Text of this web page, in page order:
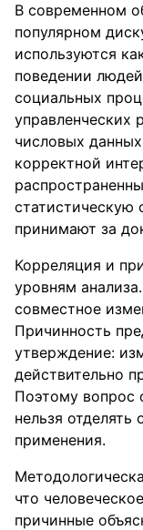
В современном
популярном
используются
поведении
социальных
управленческих
числовых
корректной
статистическую
принимают за
Корреляция и
уровням
совместное
Причинность
утверждение:
действительно
Поэтому вопрос
нельзя отделять
применения.
что
причинные